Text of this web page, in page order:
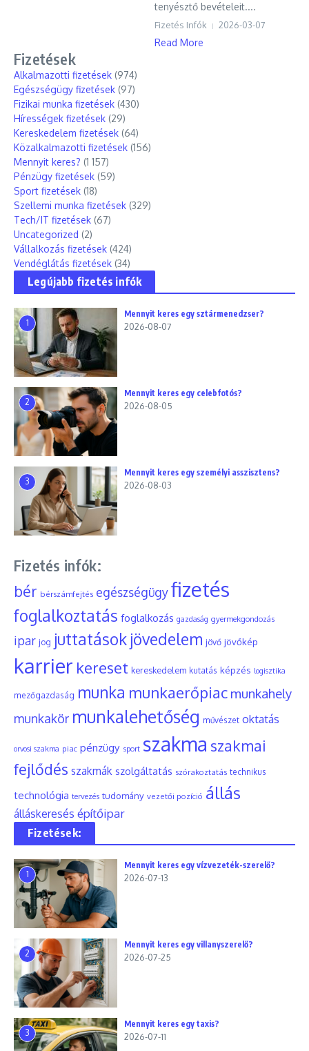
tenyésztő bevételeit....
Fizetés Infók 2026-03-07
Read More
Fizetések
Alkalmazotti fizetések (974)
Egészségügy fizetések (97)
Fizikai munka fizetések (430)
Hírességek fizetések (29)
Kereskedelem fizetések (64)
Közalkalmazotti fizetések (156)
Mennyit keres? (1 157)
Pénzügy fizetések (59)
Sport fizetések (18)
Szellemi munka fizetések (329)
Tech/IT fizetések (67)
Uncategorized (2)
Vállalkozás fizetések (424)
Vendéglátás fizetések (34)
Legújabb fizetés infók
1
Mennyit keres egy sztármenedzser?
2026-08-07
2
Mennyit keres egy celebfotós?
2026-08-05
3
Mennyit keres egy személyi asszisztens?
2026-08-03
Fizetés infók:
bér bérszámfejtés egészségügyfizetés
foglalkoztatás foglalkozás gazdaság gyermekgondozás
ipar jog juttatások jövedelem jövő jövőkép
karrier kereset kereskedelem kutatás képzés logisztika
mezőgazdaság munka munkaerőpiac munkahely
munkakör munkalehetőség művészet oktatás
orvosi szakma piac pénzügy sport szakma szakmai
fejlődés szakmák szolgáltatás szórakoztatás technikus
technológia tervezés tudomány vezetői pozíció állás
álláskeresés építőipar
Fizetések:
1
Mennyit keres egy vízvezeték-szerelő?
2026-07-13
2
Mennyit keres egy villanyszerelő?
2026-07-25
3
Mennyit keres egy taxis?
2026-07-11